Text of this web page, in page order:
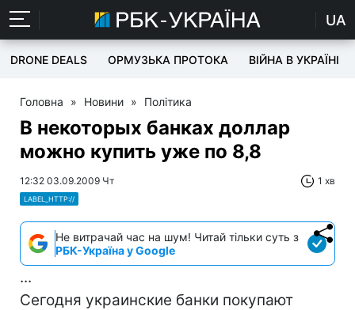
UA
DRONE DEALS ОРМУЗЬКА ПРОТОКА ВІЙНА В УКРАЇНІ
Головна » Новини » Політика
В некоторых банках доллар
можно купить уже по 8,8
12:32 03.09.2009 Чт 1 хв
LABEL_HTTP://
Не витрачай час на шум! Читай тільки суть з
РБК-Україна у Google
...
Сегодня украинские банки покупают